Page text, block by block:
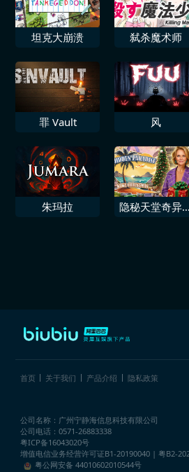
坦克大崩溃 弑杀魔术师
罪 Vault 风
朱玛拉
隐秘天堂奇异果
首页 关于我们 产品介绍 隐私政策
公司名称：广州宁静海信息科技有限公司
公司电话：0571-26883338
粤ICP备16043020号
增值电信业务经营许可证B1-20190040 | 粤B2-
粤公网安备 44010602010544号